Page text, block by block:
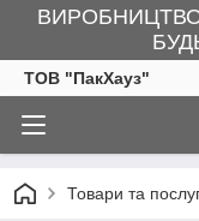
ТОВ "ПакХауз"
Товари та